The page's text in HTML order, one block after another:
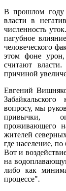
В прошлом году
власти в
численность
пагубное
человеческого
этом фоне
считают
причиной
Евгений
вопросу, мы
привычки,
проживающего
жителей
где население,
Вот и
на
либо как
процессе".